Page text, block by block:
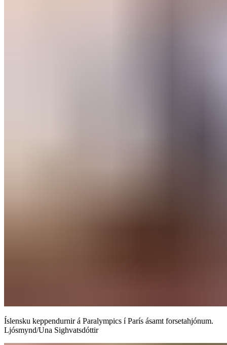
Íslensku keppendurnir á Paralympics í París ásamt forsetahjónum.
Ljósmynd/Una Sighvatsdóttir​​​​‌ ‍ ​‍​‍‌‍ ‌ ​‍‌‍‍‌‌‍‌ ‌‍‍‌‌‍ ‍​‍​‍​ ‍‍​‍​‍‌ ​ ‌‍​‌‌‍ ‍‌‍‍‌‌ ‌​‌ ‍‌​‍ ‍‌‍‍‌‌‍ ​‍​‍​‍ ​​‍​‍‌‍‍​‌ ​‍‌‍‌‌‌‍‌‍​‍​‍​ ‍‍​‍​‍‌‍‍​‌ ‌​‌ ‌​‌ ​​‌ ​ ​‍ ​‍ ‌‍‌‍‌‍ ‌ ​‍‌ ​ ‌‍‌‌‌ ‌​‌‍‍‌​‍ ‌‌‍‍‌‌ ​ ‌‍ ​‌‍​‌‌‍ ‍‌‍‌​‌ ​ ​‍ ‍‌ ‌‍‌‍‌‌‌ ​‍‌‍​ ‌‍‌‌‌‍ ​​‍ ‍‌‍​‌‌ ​​‌ ​​​‍ ‌ ​ ‌ ‌​‌ ‌‌‌‍‌​‌‍‍‌‌‍ ​‍ ‌‍‍‌‌‍ ‍‌ ‌​‌‍‌‌‌‍ ‍‌ ‌​​‍ ‌‍‌‌‌‍‌​‌‍‍‌‌ ‌​​‍ ‌‍ ‌‌‍ ‌‍‌​‌‍‌‌​ ‌‌ ​​‌ ​‍‌‍‌‌‌ ​ ‌‍‌‌‌‍ ‍‌ ‌​‌‍​‌‌ ‌​‌‍‍‌‌‍ ‌‍ ‍​ ‍ ‌‍‍‌‌‍‌​​ ‌‌ ‌​‌​ ​‌ ​‌‌​ ‌‌​ ​ ‌ ‌‍ ‌‍‍‌‌‍ ​‌‌‍‌‌ ‍‌‌ ‍‍‌‍‌​‌ ‍‌‌‌​ ‌ ‌ ​ ‌‌‌‍‍‌‌‌‍‍‌​‌‌‌​‍‌‌ ‌‍​ ‍ ‌ ‌​‌ ‍‌‌ ​​‌‍‌‌​ ‌‌‍ ‍‌‍‌‌‌ ‌ ‌ ​ ​ ‍ ‌ ​​‌‍​‌‌ ‌​‌‍‍​​ ‌‌ ​​‌‍​‌‌‍‌ ‌‍‌‌‌​​‍‌ ‌‌‌‍‍‌‌‍ ​‌‍‌​‌‍‌‌‌ ​‍​‍‌‌​ ‌‌‌​​‍‌‌ ‌‍‍ ‌‍‌‌‌ ‍‌​‍‌‌​ ​ ‌​‌​​‍‌‌​ ​ ‌​‌​​‍‌‌​ ​‍​ ​‍‌‍​‍‌‍​‌​ ‍​​ ‌ ​ ‍​​ ‍‌​ ‌‌​ ‍‌​‍ ‌​ ‍​​ ‌​​ ‍‌​ ‌‍​‍ ‌​ ‌​‌‍‌‍​ ​‌‌‍‌​​‍ ‌​ ‍‌​ ‍‌‌‍‌​‌‍​ ​‍ ‌‌‍‌‍​ ‌‍​ ​‌‌‍​ ​ ‍​​ ‌ ​ ‍​‌‍​‍‌‍​ ​ ​​​ ​​​ ​​​‍‌‌​ ​‍​ ​‍​‍‌‌​ ‌‌‌​‌​​‍ ‍‌‍‍‌‌‍ ‌‌‍​‌‌‍‌ ‌‍‌‌‌ ​ ​‍‌‌​ ‌‌‌​​‍‌‌ ‌‍‍ ‌‍‌‌‌ ‍‌​‍‌‌​ ​ ‌​‌​​‍‌‌​ ​ ‌​‌​​‍‌‌​ ​‍​ ​‍​ ‍‌​ ‌‍‌‍​ ​ ​​​ ‌‍​ ​ ​ ‍‌​ ‌‌​‍ ‌​ ‌‍​ ‌​​ ​​​ ‍​​‍ ‌​ ‌​​ ‍​​ ‌ ​ ‍​​‍ ‌​ ‍‌​ ‌‍‌‍​ ​ ​ ​‍ ‌‌‍‌​‌‍​ ‌‍​ ​ ​ ‌‍​‌​ ​ ​ ​ ‌‍‌‍​ ​‍‌‍​‍​ ‌ ​ ‍​​‍‌‌​ ​‍​ ​‍​‍‌‌​ ‌‌‌​‌​​‍ ‍‌‍​ ‌‍​‌‌ ​​‌ ‌​‌‍‍‌‌‍ ‌‍ ‍​ ‌‍​‍‌‍​‌‌ ​ ‌‍‌‌‌‌‌‌‌ ​‍‌‍ ​​ ‌‌‍‍​‌ ‌​‌ ‌​‌ ​​‌ ​ ​‍‌‌​ ​‍‌​‌‍​‍‌‌​ ​‍‌​‌‍‌‍‌‍‌‍ ‌ ​‍‌ ​ ‌‍‌‌‌ ‌​‌‍‍‌​‍ ‌‌‍‍‌‌ ​ ‌‍ ​‌‍​‌‌‍ ‍‌‍‌​‌ ​ ​‍ ‍‌ ‌‍‌‍‌‌‌ ​‍‌‍​ ‌‍‌‌‌‍ ​​‍ ‍‌‍​‌‌ ​​‌ ​​​‍‌‌​ ​‍‌​‌‍‌ ​ ‌ ‌​‌ ‌‌‌‍‌​‌‍‍‌‌‍ ​‍‌‍‌‍‍‌‌‍‌​​ ‌‌ ‌​‌​ ​‌ ​‌‌​ ‌‌​ ​ ‌ ‌‍ ‌‍‍‌‌‍ ​‌‌‍‌‌ ‍‌‌ ‍‍‌‍‌​‌ ‍‌‌‌​ ‌ ‌ ​ ‌‌‌‍‍‌‌‌‍‍‌​‌‌‌​‍‌‌ ‌‍​‍‌‍‌ ‌​‌ ‍‌‌ ​​‌‍‌‌​ ‌‌‍ ‍‌‍‌‌‌ ‌ ‌ ​ ​‍‌‍‌ ​​‌‍​‌‌ ‌​‌‍‍​​ ‌‌ ​​‌‍​‌‌‍‌ ‌‍‌‌‌​​‍‌ ‌‌‌‍‍‌‌‍ ​‌‍‌​‌‍‌‌‌ ​‍​‍‌‌​ ‌‌‌​​‍‌‌ ‌‍‍ ‌‍‌‌‌ ‍‌​‍‌‌​ ​ ‌​‌​​‍‌‌​ ​ ‌​‌​​‍‌‌​ ​‍​ ​‍‌‍​‍‌‍​‌​ ‍​​ ‌ ​ ‍​​ ‍‌​ ‌‌​ ‍‌​‍ ‌​ ‍​​ ‌​​ ‍‌​ ‌‍​‍ ‌​ ‌​‌‍‌‍​ ​‌‌‍‌​​‍ ‌​ ‍‌​ ‍‌‌‍‌​‌‍​ ​‍ ‌‌‍‌‍​ ‌‍​ ​‌‌‍​ ​ ‍​​ ‌ ​ ‍​‌‍​‍‌‍​ ​ ​​​ ​​​ ​​​‍‌‌​ ​‍​ ​‍​‍‌‌​ ‌‌‌​‌​​‍ ‍‌‍‍‌‌‍ ‌‌‍​‌‌‍‌ ‌‍‌‌‌ ​ ​‍‌‌​ ‌‌‌​​‍‌‌ ‌‍‍ ‌‍‌‌‌ ‍‌​‍‌‌​ ​ ‌​‌​​‍‌‌​ ​ ‌​‌​​‍‌‌​ ​‍​ ​‍​ ‍‌​ ‌‍‌‍​ ​ ​​​ ‌‍​ ​ ​ ‍‌​ ‌‌​‍ ‌​ ‌‍​ ‌​​ ​​​ ‍​​‍ ‌​ ‌​​ ‍​​ ‌ ​ ‍​​‍ ‌​ ‍‌​ ‌‍‌‍​ ​ ​ ​‍ ‌‌‍‌​‌‍​ ‌‍​ ​ ​ ‌‍​‌​ ​ ​ ​ ‌‍‌‍​ ​‍‌‍​‍​ ‌ ​ ‍​​‍‌‌​ ​‍​ ​‍​‍‌‌​ ‌‌‌​‌​​‍ ‍‌‍​ ‌‍​‌‌ ​​‌ ‌​‌‍‍‌‌‍ ‌‍ ‍​‍‌‍‌ ​​‌‍‌‌‌ ​‍‌ ​ ‌ ​​‌‍‌‌‌‍​ ‌ ‌​‌‍‍‌‌ ‌‍‌‍‌‌​ ‌‌ ​​‌ ‌‌‌‍​‍‌‍ ​‌‍‍‌‌ ​ ‌‍‍​‌‍‌‌‌‍‌​​‍​‍‌ ‌